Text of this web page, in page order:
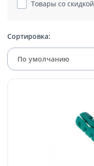
Товары со скидкой
Сортировка:
По умолчанию